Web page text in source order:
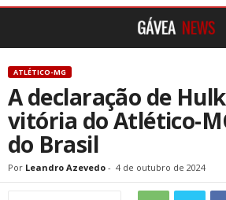
ATLÉTICO-MG
A declaração de
vitória do Atlético-
do Brasil
Por Leandro Azevedo - 4 de outubro de 2024